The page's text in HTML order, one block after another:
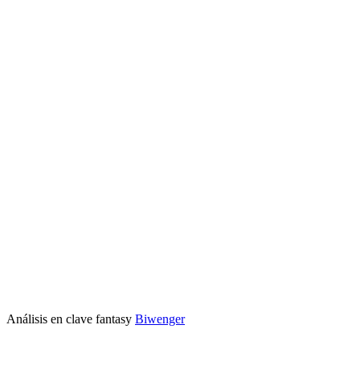
Análisis en clave fantasy Biwenger